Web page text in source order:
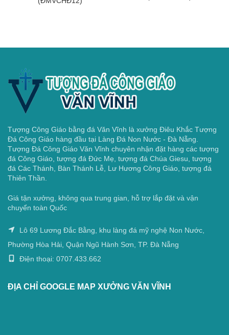
Tượng Công Giáo bằng đá Văn Vĩnh là xưởng Điêu Khắc Tượng
Đá Công Giáo hàng đầu tại Làng Đá Non Nước - Đà Nẵng.
Tượng Đá Công Giáo Văn Vĩnh chuyên nhận đặt hàng các tượng
đá Công Giáo, tượng đá Đức Mẹ, tượng đá Chúa Giesu, tượng
đá Các Thánh, Bàn Thánh Lễ, Lư Hương Công Giáo, tượng đá
Thiên Thần.
Giá tận xưởng, không qua trung gian, hỗ trợ lắp đặt và vận
chuyển toàn Quốc
Lô 69 Lương Đắc Bằng, khu làng đá mỹ nghệ Non Nước,
Phường Hòa Hải, Quận Ngũ Hành Sơn, TP. Đà Nẵng
Điện thoại: 0707.433.662
ĐỊA CHỈ GOOGLE MAP XƯỞNG VĂN VĨNH